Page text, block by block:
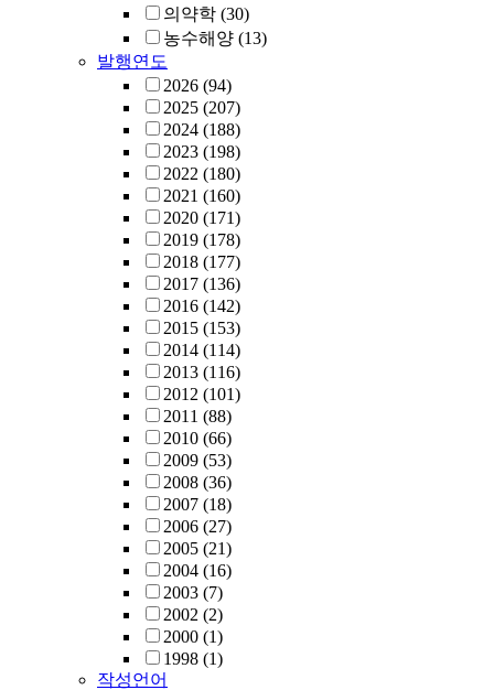
의약학 (30)
농수해양 (13)
발행연도
2026 (94)
2025 (207)
2024 (188)
2023 (198)
2022 (180)
2021 (160)
2020 (171)
2019 (178)
2018 (177)
2017 (136)
2016 (142)
2015 (153)
2014 (114)
2013 (116)
2012 (101)
2011 (88)
2010 (66)
2009 (53)
2008 (36)
2007 (18)
2006 (27)
2005 (21)
2004 (16)
2003 (7)
2002 (2)
2000 (1)
1998 (1)
작성언어